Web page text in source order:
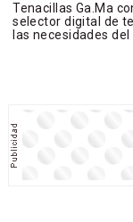
Tenacillas Ga.Ma
selector digital de
las necesidades